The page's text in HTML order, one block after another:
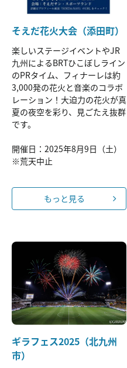
そえだ花火大会（添田町）
楽しいステージイベントやJR
九州によるBRTひこぼしライン
のPRタイム、フィナーレは約
3,000発の花火と音楽のコラボ
レーション！大迫力の花火が真
夏の夜空を彩り、見ごたえ抜群
です。
開催日：2025年8月9日（土）
※荒天中止
もっと見る
ギラフェス2025（北九州
市）